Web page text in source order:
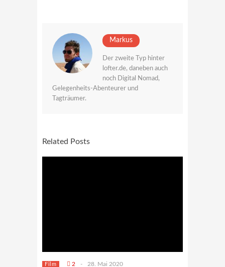
Markus
Der zweite Typ hinter
lofter.de, daneben auch
noch Digital Nomad,
Gelegenheits-Abenteurer und
Tagträumer.
Related Posts
Film 2 - 28. Mai 2020